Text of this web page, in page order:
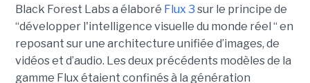
Black Forest Labs a élaboré Flux 3 sur le principe de
“développer l'intelligence visuelle du monde réel “ en
reposant sur une architecture unifiée d’images, de
vidéos et d’audio. Les deux précédents modèles de la
gamme Flux étaient confinés à la génération